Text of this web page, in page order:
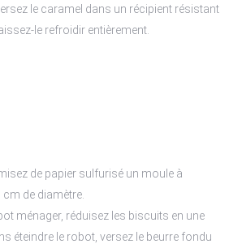
le caramel dans un récipient résistant
le refroidir entièrement.
de papier sulfurisé un moule à
de diamètre.
ménager, réduisez les biscuits en une
éteindre le robot, versez le beurre fondu